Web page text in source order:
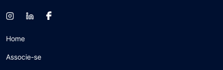
Home
Associe-se